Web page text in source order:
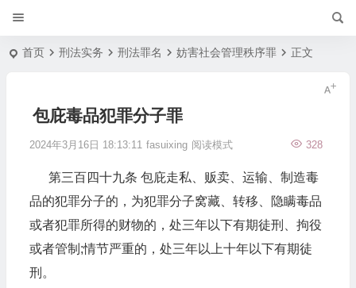
首页 刑法实务 刑法罪名 妨害社会管理秩序罪 正文
包庇毒品犯罪分子罪
2024年3月16日 18:13:11 fasuixing 328
阅读模式
第三百四十九条 包庇走私、贩卖、运输、制造毒
品的犯罪分子的，为犯罪分子窝藏、转移、隐瞒毒品
或者犯罪所得的财物的，处三年以下有期徒刑、拘役
或者管制;情节严重的，处三年以上十年以下有期徒
刑。